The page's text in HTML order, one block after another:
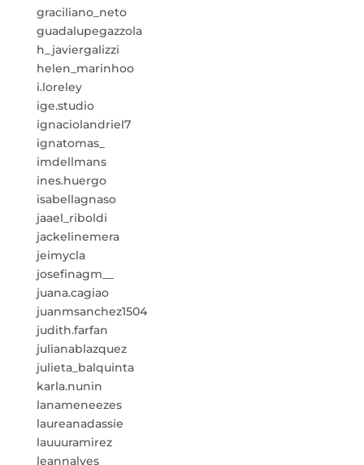
graciliano_neto
guadalupegazzola
h_javiergalizzi
helen_marinhoo
i.loreley
ige.studio
ignaciolandriel7
ignatomas_
imdellmans
ines.huergo
isabellagnaso
jaael_riboldi
jackelinemera
jeimycla
josefinagm__
juana.cagiao
juanmsanchez1504
judith.farfan
julianablazquez
julieta_balquinta
karla.nunin
lanameneezes
laureanadassie
lauuuramirez
leannalves